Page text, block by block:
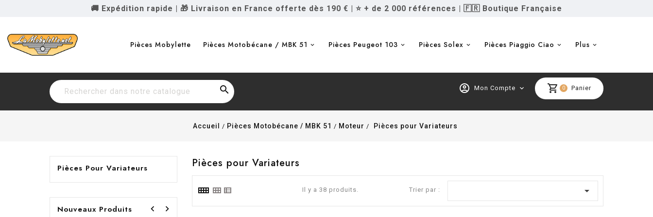
🚚 Expédition rapide | 🎁 Livraison en France offerte dès 190 € | ⭐ + de 2 000 références | 🇫🇷 Boutique Française
Pièces Mobylette Pièces Motobécane / MBK 51 Pièces Peugeot 103 Pièces Solex Pièces Piaggio Ciao Plus
 shopping_cart 0 Panier
account_circle Mon Compte expand_more
Accueil Pièces Motobécane / MBK 51 Moteur Pièces pour Variateurs
Pièces Pour Variateurs
Nouveaux Produits  
Pièces pour Variateurs
Il y a 38 produits. Trier par : 